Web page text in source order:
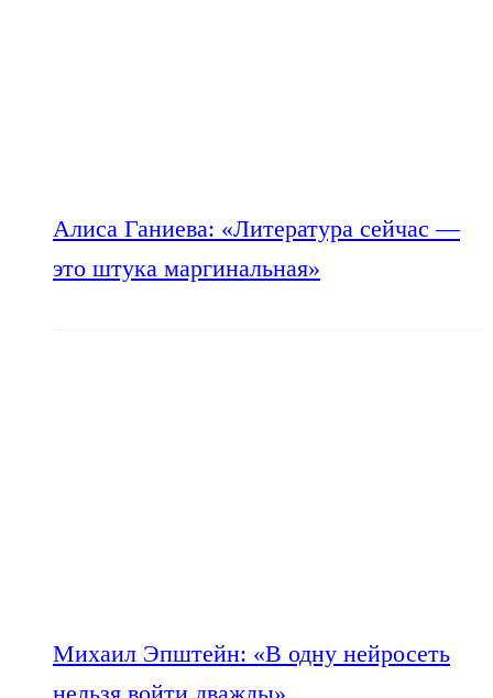
Алиса Ганиева: «Литература сейчас —
это штука маргинальная»
Михаил Эпштейн: «В одну нейросеть